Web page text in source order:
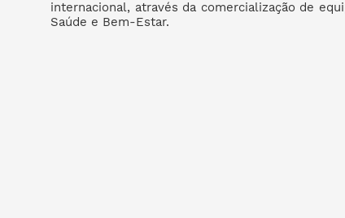
internacional, através da comercialização de
Saúde e Bem-Estar.